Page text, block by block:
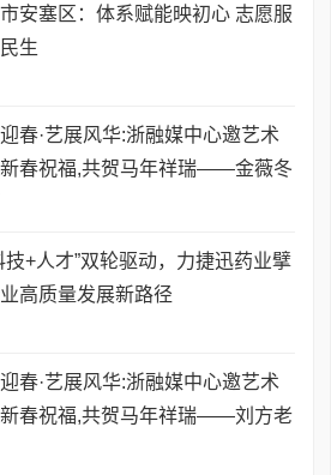
安塞区：体系赋能映初心 志愿服
生
春·艺展风华:浙融媒中心邀艺术
春祝福,共贺马年祥瑞——金薇冬
技+人才”双轮驱动，力捷迅药业擘
高质量发展新路径
春·艺展风华:浙融媒中心邀艺术
春祝福,共贺马年祥瑞——刘方老